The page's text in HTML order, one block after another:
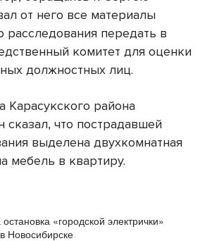
от него все материалы
расследования передать в
комитет для оценки
должностных лиц.
Карасукского района
что пострадавшей
выделена двухкомнатная
мебель в квартиру.
«городской электрички»
Новосибирске